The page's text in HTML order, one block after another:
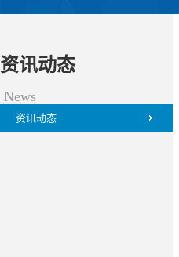
资讯动态
News
资讯动态